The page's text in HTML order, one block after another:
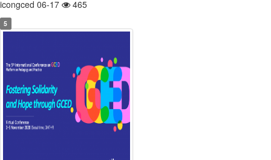
icongced 06-17 465
5